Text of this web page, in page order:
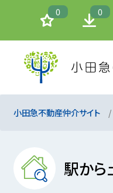
0 0
小田急不動産仲介サイト
駅から